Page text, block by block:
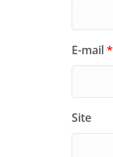
E-mail*
Site